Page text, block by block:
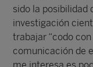
sido la posibilidad
investigación
trabajar “codo
comunicación de